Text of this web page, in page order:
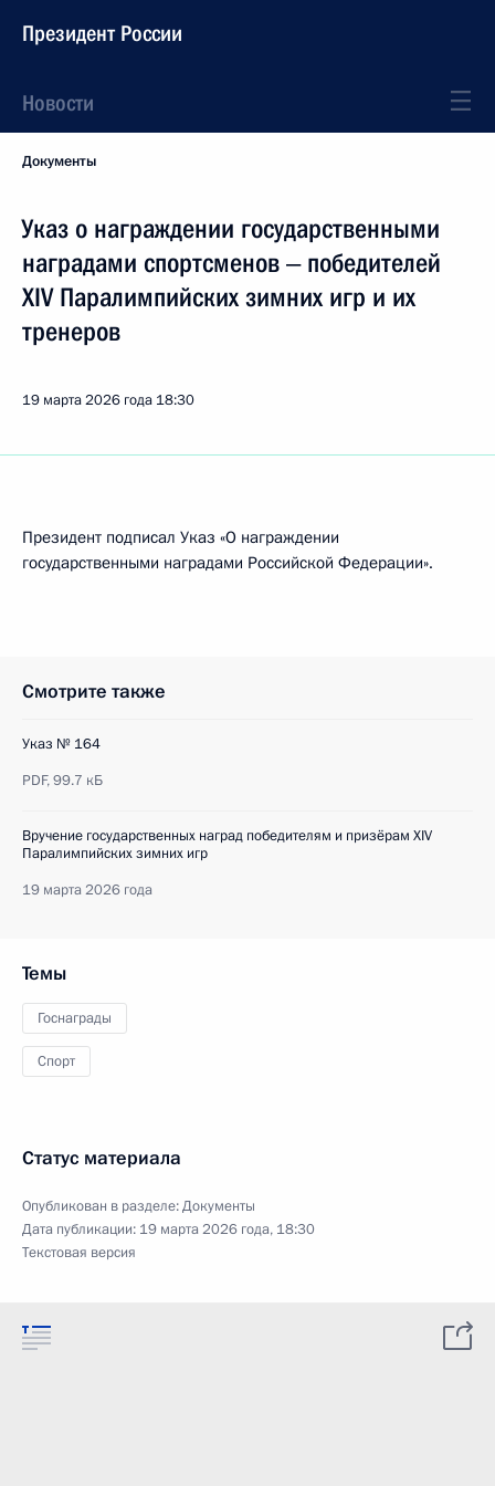
Президент России
Новости
Документы
Указ о награждении государственными
наградами спортсменов ‒ победителей
XIV Паралимпийских зимних игр и их
тренеров
19 марта 2026 года 18:30
Президент подписал Указ «О награждении
государственными наградами Российской Федерации».
Смотрите также
Указ № 164
PDF,99.7 кБ
Вручение государственных наград победителям и призёрам ХIV
Паралимпийских зимних игр
19 марта 2026 года
Темы
Госнаграды
Спорт
Статус материала
Опубликован в разделе:Документы
Дата публикации: 19 марта 2026 года, 18:30
Текстовая версия